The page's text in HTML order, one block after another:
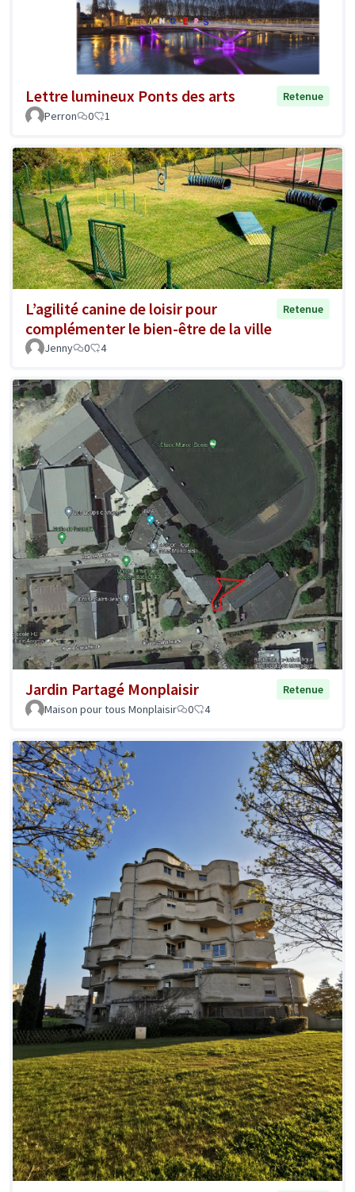
Lettre lumineux Ponts des arts
Retenue
Perron
0 1
L’agilité canine de loisir pour
complémenter le bien-être de la ville
Retenue
Jenny 0 4
Jardin Partagé Monplaisir
Retenue
Maison pour tous Monplaisir
0 4